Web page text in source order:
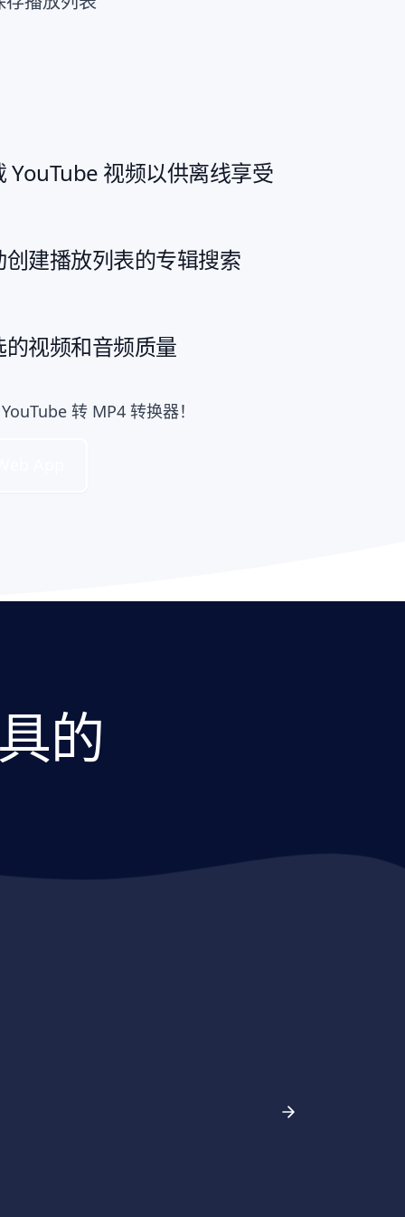
YouTube 视频以供离线享受
创建播放列表的专辑搜索
的视频和音频质量
转 MP4 转换器！
的